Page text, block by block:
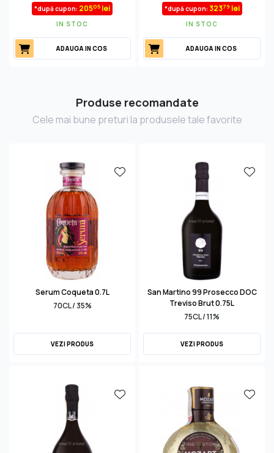
*după cupon: 20505 lei
IN STOC
ADAUGA IN COS
*după cupon: 32379 lei
IN STOC
ADAUGA IN COS
Produse recomandate
Cele mai bune preturi la produsele tale favorite
Serum Coqueta 0.7L
70CL / 35%
VEZI PRODUS
San Martino 99 Prosecco DOC
Treviso Brut 0.75L
75CL / 11%
VEZI PRODUS